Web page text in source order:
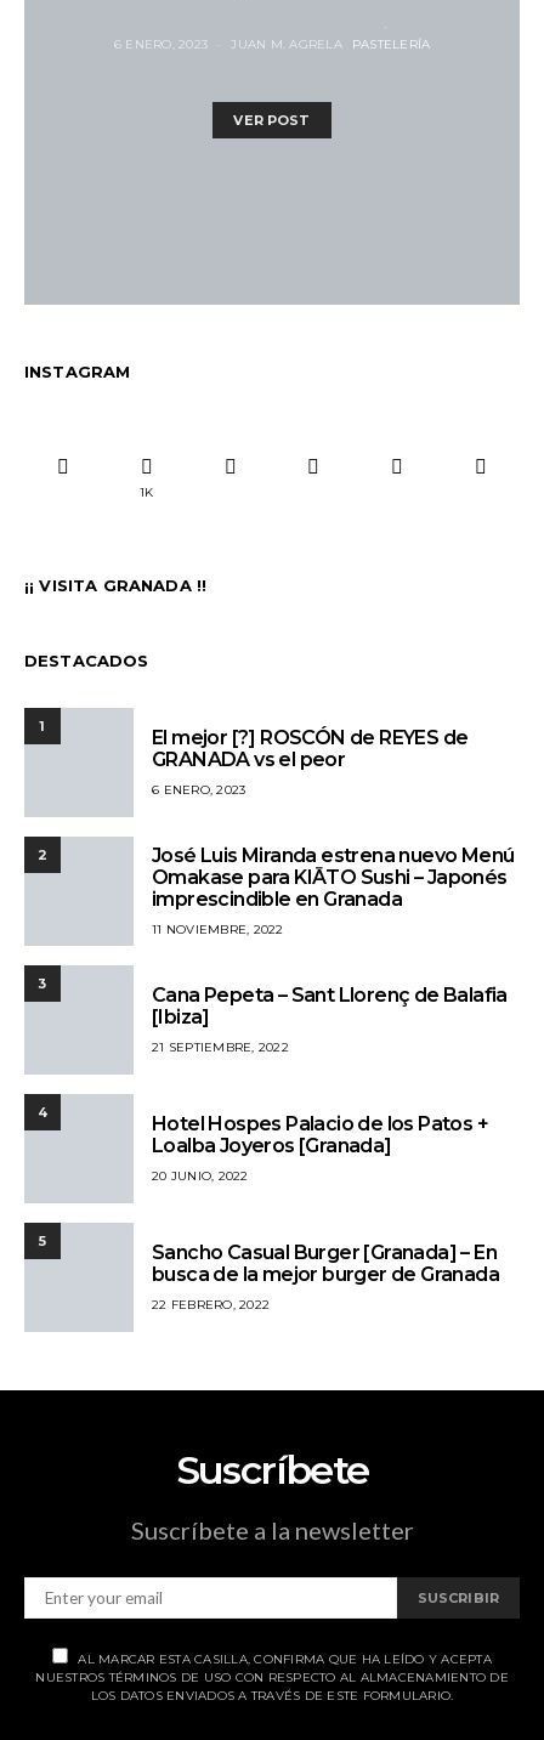
6 ENERO, 2023 JUAN M. AGRELA PASTELERÍA
VER POST
INSTAGRAM
1K
¡¡ VISITA GRANADA !!
DESTACADOS
1
El mejor [?] ROSCÓN de REYES de
GRANADA vs el peor
6 ENERO, 2023
2
José Luis Miranda estrena nuevo Menú
Omakase para KIĀTO Sushi – Japonés
imprescindible en Granada
11 NOVIEMBRE, 2022
3
Cana Pepeta – Sant Llorenç de Balafia
[Ibiza]
21 SEPTIEMBRE, 2022
4
Hotel Hospes Palacio de los Patos +
Loalba Joyeros [Granada]
20 JUNIO, 2022
5
Sancho Casual Burger [Granada] – En
busca de la mejor burger de Granada
22 FEBRERO, 2022
Suscríbete
Suscríbete a la newsletter
SUSCRIBIR
AL MARCAR ESTA CASILLA, CONFIRMA QUE HA LEÍDO Y ACEPTA
NUESTROS TÉRMINOS DE USO CON RESPECTO AL ALMACENAMIENTO DE
LOS DATOS ENVIADOS A TRAVÉS DE ESTE FORMULARIO.